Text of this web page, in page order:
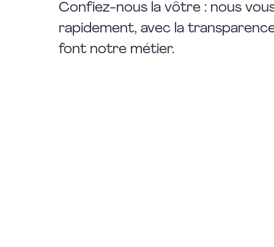
Confiez-nous la vôtre : nous
rapidement, avec la
font notre métier.